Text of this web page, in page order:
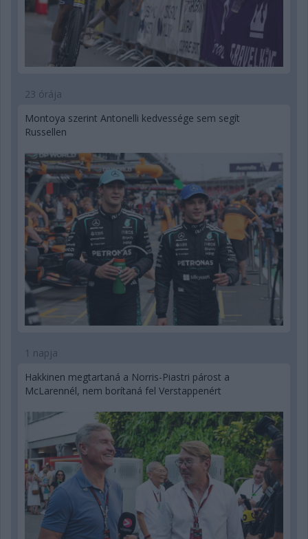
23 órája
Montoya szerint Antonelli kedvessége sem segít
Russellen
1 napja
Hakkinen megtartaná a Norris-Piastri párost a
McLarennél, nem borítaná fel Verstappenért